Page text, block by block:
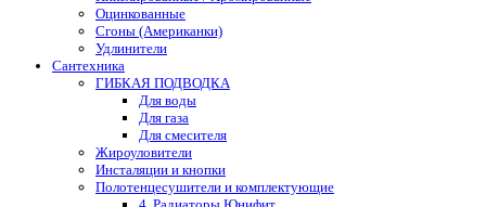
Оцинкованные
Сгоны (Американки)
Удлинители
Сантехника
ГИБКАЯ ПОДВОДКА
Для воды
Для газа
Для смесителя
Жироуловители
Инсталяции и кнопки
Полотенцесушители и комплектующие